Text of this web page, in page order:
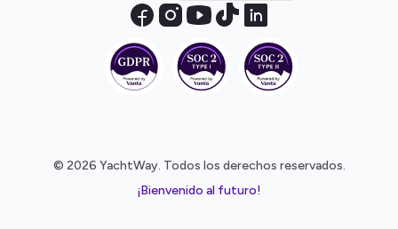
© 2026 YachtWay. Todos los derechos reservados.
¡Bienvenido al futuro!